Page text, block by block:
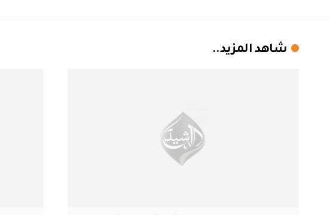
شاهد المزيد..